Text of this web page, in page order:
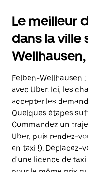
bas
pour
ouvrir
le
calendrier
et
une
date.
Appuyez
sur
la
touche
Échap
pour
fermer
le
calendrier.
Le meilleur
dans la ville
Felben-Wellhausen
avec Uber. Ici, les
accepter les
Quelques étapes
Commandez un
Uber, puis rendez-
en taxi !). Déplacez-
d'une licence de